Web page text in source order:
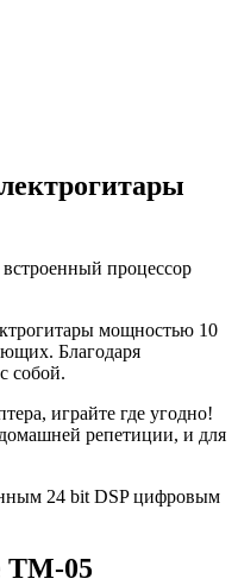
процессор
мощностью 10
Благодаря
собой.
играйте где угодно!
репетиции, и для
24 bit DSP цифровым
TM-05